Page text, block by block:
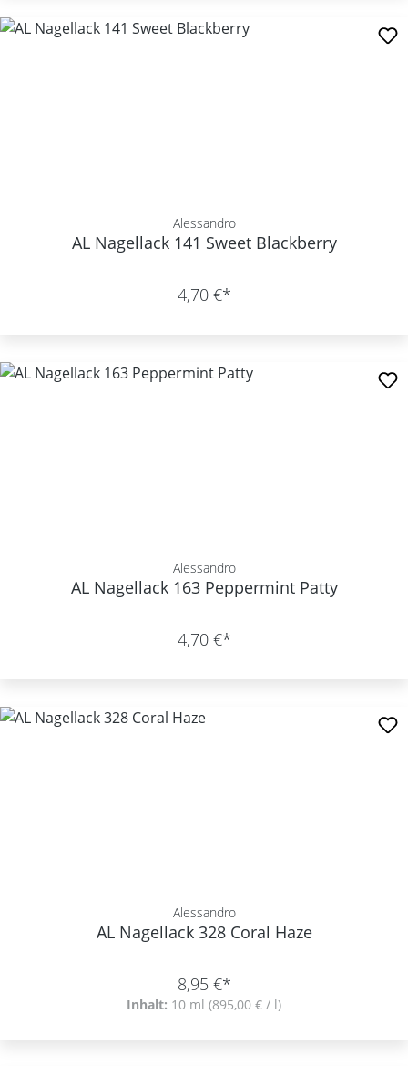
Alessandro
AL Nagellack 141 Sweet Blackberry
4,70 €*
Alessandro
AL Nagellack 163 Peppermint Patty
4,70 €*
Alessandro
AL Nagellack 328 Coral Haze
8,95 €*
Inhalt: 10 ml (895,00 € / l)